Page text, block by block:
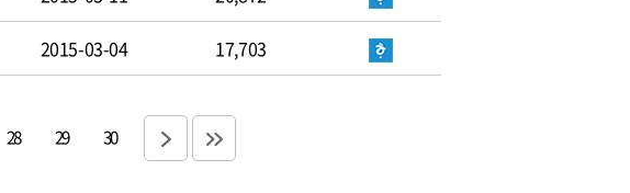
2015-03-04 17,703
28 29 30